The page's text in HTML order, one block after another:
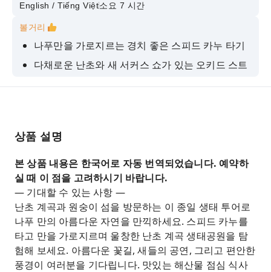
English / Tiếng Việt소요 7 시간
볼거리
나푸만을 가로지르는 경치 좋은 스피드 카누 타기
다채로운 난초와 새 서커스 쇼가 있는 오키드 스트
원숭이 섬에서 수백 마리의 친절한 야생 원숭이를
원숭이, 개 등이 출연하는 동물 서커스 공연을 감상
하세요
F16 레이싱 등 스릴 넘치는 게임 선택 가능 (추가
요금)
호텔 이동, 가이드, 티켓, 점심 식사가 포함되어 있
어 번거로움 없는 경험을 선사합니다.
상품 설명
본 상품 내용은 한국어로 자동 번역되었습니다. 예약하
실 때 이 점을 고려하시기 바랍니다.
— 기대할 수 있는 사항 —
난초 계곡과 원숭이 섬을 방문하는 이 종일 생태 투어로
나푸 만의 아름다운 자연을 만끽하세요. 스피드 카누를
타고 만을 가로지르며 울창한 난초 계곡 생태공원을 탐
험해 보세요. 아름다운 꽃길, 새들의 공연, 그리고 편안한
풍경이 여러분을 기다립니다. 맛있는 해산물 점심 식사